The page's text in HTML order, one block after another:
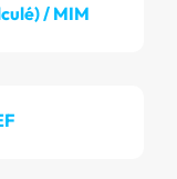
/ MIM